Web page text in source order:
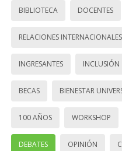
BIBLIOTECA DOCENTES
RELACIONES INTERNACIONALES
INGRESANTES INCLUSIÓN
BECAS BIENESTAR
100 AÑOS WORKSHOP
DEBATES OPINIÓN